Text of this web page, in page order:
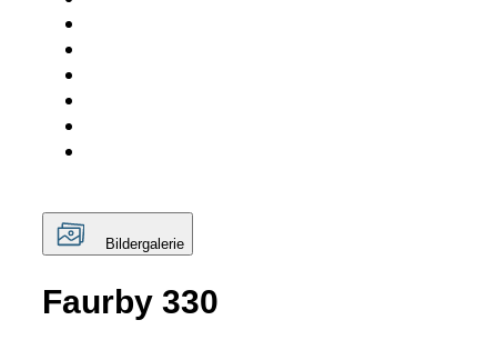
Bildergalerie
Faurby 330